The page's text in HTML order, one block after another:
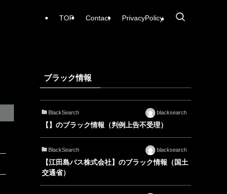
TOP Contact PrivacyPolicy
ブラック情報
BlackSearch blacksearch
【】のブラック情報（判例上告不受理）
BlackSearch blacksearch
【江田島バス株式会社】のブラック情報（国土
交通省）